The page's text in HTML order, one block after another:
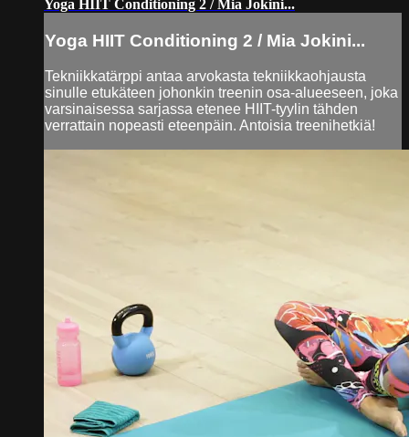
Yoga HIIT Conditioning 2 / Mia Jokini...
Yoga HIIT Conditioning 2 / Mia Jokini...
Tekniikkatärppi antaa arvokasta tekniikkaohjausta
sinulle etukäteen johonkin treenin osa-alueeseen, joka
varsinaisessa sarjassa etenee HIIT-tyylin tähden
verrattain nopeasti eteenpäin. Antoisia treenihetkiä!